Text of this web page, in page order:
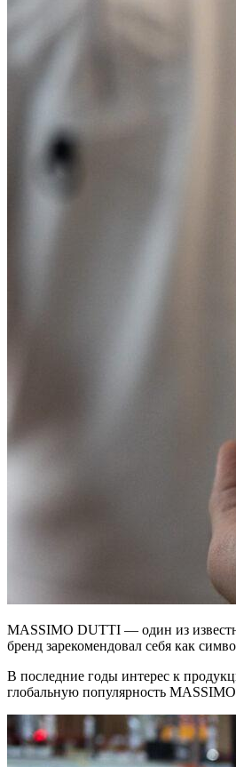
MASSIMO DUTTI — один из
бренд зарекомендовал себя как
В последние годы интерес к
глобальную популярность